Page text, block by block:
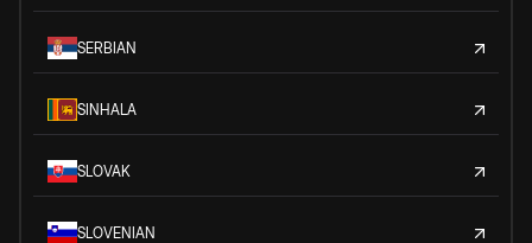
SERBIAN
SINHALA
SLOVAK
SLOVENIAN